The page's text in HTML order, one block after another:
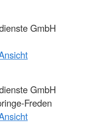
GmbH
GmbH
Freden